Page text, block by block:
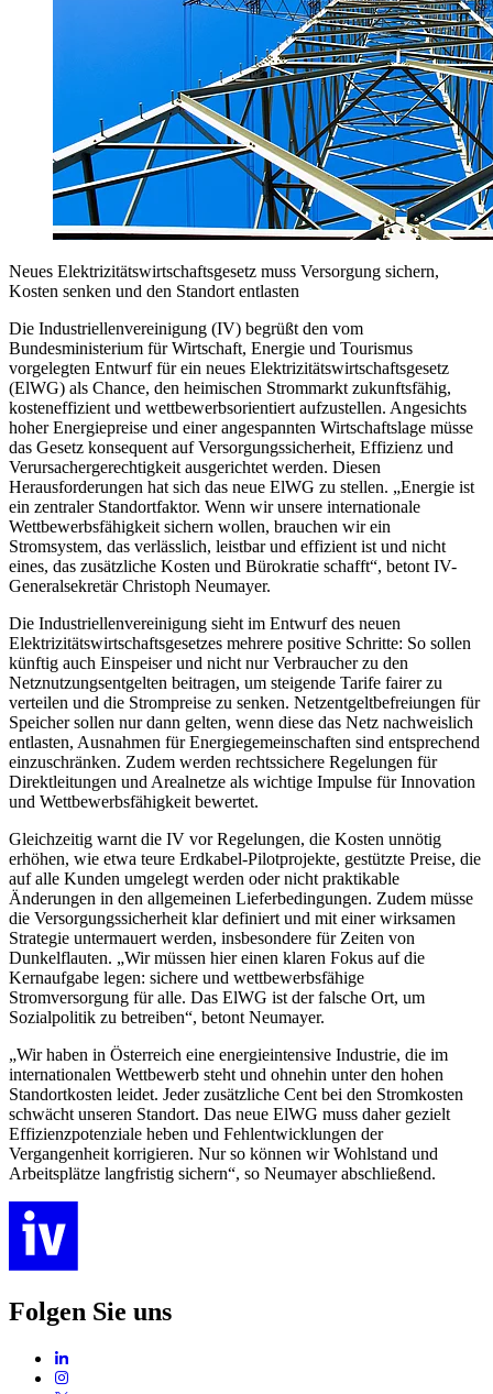
Neues Elektrizitätswirtschaftsgesetz muss Versorgung sichern,
Kosten senken und den Standort entlasten
Die Industriellenvereinigung (IV) begrüßt den vom
Bundesministerium für Wirtschaft, Energie und Tourismus
vorgelegten Entwurf für ein neues Elektrizitätswirtschaftsgesetz
(ElWG) als Chance, den heimischen Strommarkt zukunftsfähig,
kosteneffizient und wettbewerbsorientiert aufzustellen. Angesichts
hoher Energiepreise und einer angespannten Wirtschaftslage müsse
das Gesetz konsequent auf Versorgungssicherheit, Effizienz und
Verursachergerechtigkeit ausgerichtet werden. Diesen
Herausforderungen hat sich das neue ElWG zu stellen. „Energie ist
ein zentraler Standortfaktor. Wenn wir unsere internationale
Wettbewerbsfähigkeit sichern wollen, brauchen wir ein
Stromsystem, das verlässlich, leistbar und effizient ist und nicht
eines, das zusätzliche Kosten und Bürokratie schafft“, betont IV-
Generalsekretär Christoph Neumayer.
Die Industriellenvereinigung sieht im Entwurf des neuen
Elektrizitätswirtschaftsgesetzes mehrere positive Schritte: So sollen
künftig auch Einspeiser und nicht nur Verbraucher zu den
Netznutzungsentgelten beitragen, um steigende Tarife fairer zu
verteilen und die Strompreise zu senken. Netzentgeltbefreiungen für
Speicher sollen nur dann gelten, wenn diese das Netz nachweislich
entlasten, Ausnahmen für Energiegemeinschaften sind entsprechend
einzuschränken. Zudem werden rechtssichere Regelungen für
Direktleitungen und Arealnetze als wichtige Impulse für Innovation
und Wettbewerbsfähigkeit bewertet.
Gleichzeitig warnt die IV vor Regelungen, die Kosten unnötig
erhöhen, wie etwa teure Erdkabel-Pilotprojekte, gestützte Preise, die
auf alle Kunden umgelegt werden oder nicht praktikable
Änderungen in den allgemeinen Lieferbedingungen. Zudem müsse
die Versorgungssicherheit klar definiert und mit einer wirksamen
Strategie untermauert werden, insbesondere für Zeiten von
Dunkelflauten. „Wir müssen hier einen klaren Fokus auf die
Kernaufgabe legen: sichere und wettbewerbsfähige
Stromversorgung für alle. Das ElWG ist der falsche Ort, um
Sozialpolitik zu betreiben“, betont Neumayer.
„Wir haben in Österreich eine energieintensive Industrie, die im
internationalen Wettbewerb steht und ohnehin unter den hohen
Standortkosten leidet. Jeder zusätzliche Cent bei den Stromkosten
schwächt unseren Standort. Das neue ElWG muss daher gezielt
Effizienzpotenziale heben und Fehlentwicklungen der
Vergangenheit korrigieren. Nur so können wir Wohlstand und
Arbeitsplätze langfristig sichern“, so Neumayer abschließend.
Folgen Sie uns